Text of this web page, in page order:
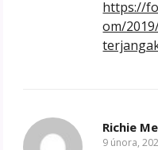
https://
om/
Richie
9 února,